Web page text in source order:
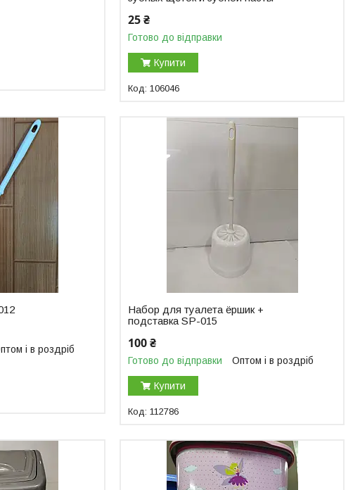
25 ₴
Готово до відправки
Купити
106046
і в роздріб
Набор для туалета ёршик +
подставка SP-015
100 ₴
Готово до відправки Оптом і в роздріб
Купити
112786